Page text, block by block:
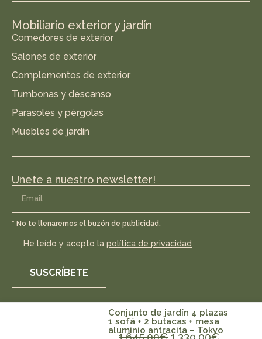
Conjunto de jardín 4 plazas
1 sofá + 2 butacas + mesa
aluminio antracita – Tokyo
Mobiliario exterior y jardín
Comedores de exterior
Salones de exterior
Complementos de exterior
Tumbonas y descanso
Parasoles y pérgolas
Muebles de jardín
Unete a nuestro newsletter!
* No te llenaremos el buzón de publicidad.
He leído y acepto la política de privacidad
SUSCRÍBETE
© Copyright 2025 Kerama Contract y todos sus logotipos, son marcas